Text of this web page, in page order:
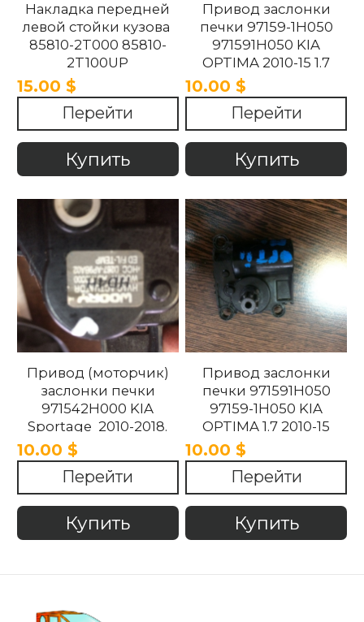
Накладка передней
левой стойки кузова
85810-2T000 85810-
2T100UP
858102T100UP
858102T000 Kia
Optima 2010 -2015.
15.00 $
Перейти
Купить
Привод заслонки
печки 97159-1H050
971591H050 KIA
OPTIMA 2010-15 1.7
10.00 $
Перейти
Купить
Привод (моторчик)
заслонки печки
971542H000 KIA
Sportage 2010-2018.
10.00 $
Перейти
Купить
Привод заслонки
печки 971591H050
97159-1H050 KIA
OPTIMA 1.7 2010-15
10.00 $
Перейти
Купить